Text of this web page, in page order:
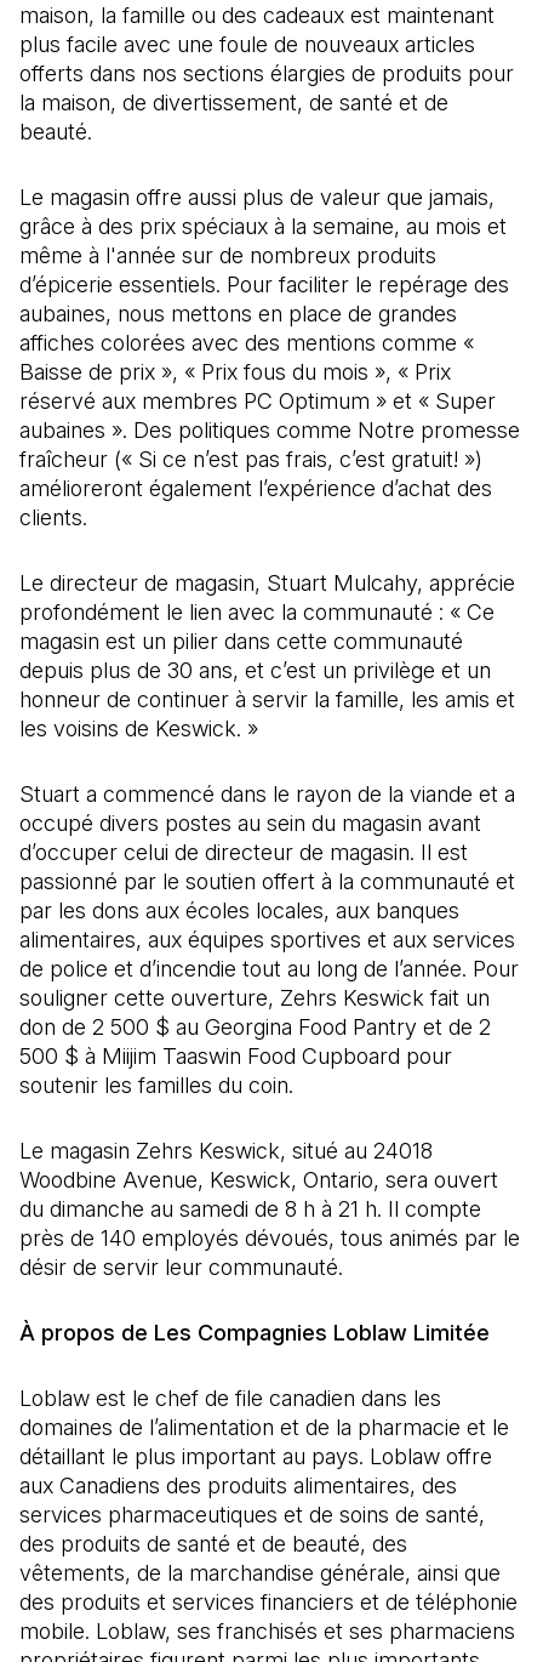
maison, la famille ou des cadeaux est maintenant
plus facile avec une foule de nouveaux articles
offerts dans nos sections élargies de produits pour
la maison, de divertissement, de santé et de
beauté.
Le magasin offre aussi plus de valeur que jamais,
grâce à des prix spéciaux à la semaine, au mois et
même à l'année sur de nombreux produits
d’épicerie essentiels. Pour faciliter le repérage des
aubaines, nous mettons en place de grandes
affiches colorées avec des mentions comme «
Baisse de prix », « Prix fous du mois », « Prix
réservé aux membres PC Optimum » et « Super
aubaines ». Des politiques comme Notre promesse
fraîcheur (« Si ce n’est pas frais, c’est gratuit! »)
amélioreront également l’expérience d’achat des
clients.
Le directeur de magasin, Stuart Mulcahy, apprécie
profondément le lien avec la communauté : « Ce
magasin est un pilier dans cette communauté
depuis plus de 30 ans, et c’est un privilège et un
honneur de continuer à servir la famille, les amis et
les voisins de Keswick. »
Stuart a commencé dans le rayon de la viande et a
occupé divers postes au sein du magasin avant
d’occuper celui de directeur de magasin. Il est
passionné par le soutien offert à la communauté et
par les dons aux écoles locales, aux banques
alimentaires, aux équipes sportives et aux services
de police et d’incendie tout au long de l’année. Pour
souligner cette ouverture, Zehrs Keswick fait un
don de 2 500 $ au Georgina Food Pantry et de 2
500 $ à Miijim Taaswin Food Cupboard pour
soutenir les familles du coin.
Le magasin Zehrs Keswick, situé au 24018
Woodbine Avenue, Keswick, Ontario, sera ouvert
du dimanche au samedi de 8 h à 21 h. Il compte
près de 140 employés dévoués, tous animés par le
désir de servir leur communauté.
À propos de Les Compagnies Loblaw Limitée
Loblaw est le chef de file canadien dans les
domaines de l’alimentation et de la pharmacie et le
détaillant le plus important au pays. Loblaw offre
aux Canadiens des produits alimentaires, des
services pharmaceutiques et de soins de santé,
des produits de santé et de beauté, des
vêtements, de la marchandise générale, ainsi que
des produits et services financiers et de téléphonie
mobile. Loblaw, ses franchisés et ses pharmaciens